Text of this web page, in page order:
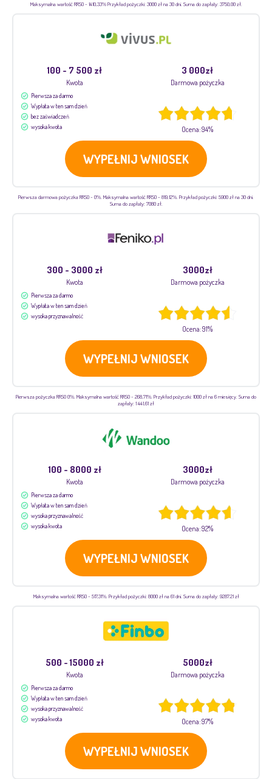
Maksymalna wartość RRSO - 1410,33% Przykład pożyczki: 3000 zł na 30 dni. Suma do zapłaty: 3750,00 zł.
100 - 7 500 zł
Kwota
3 000zł
Darmowa pożyczka
Pierwsza za darmo
Wypłata w ten sam dzień
bez zaświadczeń
wysoka kwota
Ocena: 94%
WYPEŁNIJ WNIOSEK
Pierwsza darmowa pożyczka RRSO - 0%. Maksymalna wartość RRSO - 819,12%. Przykład pożyczki: 5900 zł na 30 dni.
Suma do zapłaty: 7080 zł.
300 - 3000 zł
Kwota
3000zł
Darmowa pożyczka
Pierwsza za darmo
Wypłata w ten sam dzień
wysoka przyznawalność
Ocena: 91%
WYPEŁNIJ WNIOSEK
Pierwsza pożyczka RRSO 0%. Maksymalna wartość RRSO - 268,71%. Przykład pożyczki: 1000 zł na 6 miesięcy. Suma do
zapłaty: 1 441,61 zł
100 - 8000 zł
Kwota
3000zł
Darmowa pożyczka
Pierwsza za darmo
Wypłata w ten sam dzień
wysoka przyznawalność
wysoka kwota
Ocena: 92%
WYPEŁNIJ WNIOSEK
Maksymalna wartość RRSO - 517,31%. Przykład pożyczki: 8000 zł na 61 dni. Suma do zapłaty: 9287.21 zł
500 - 15000 zł
Kwota
5000zł
Darmowa pożyczka
Pierwsza za darmo
Wypłata w ten sam dzień
wysoka przyznawalność
wysoka kwota
Ocena: 97%
WYPEŁNIJ WNIOSEK